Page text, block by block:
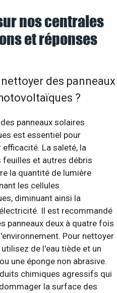
nos centrales
et réponses
des panneaux
?
panneaux solaires
est essentiel pour
efficacité. La saleté, la
feuilles et autres débris
la quantité de lumière
les cellules
diminuant ainsi la
Il est recommandé
panneaux deux à quatre fois
Pour nettoyer
utilisez de l'eau tiède et un
une éponge non abrasive.
chimiques agressifs qui
la surface des